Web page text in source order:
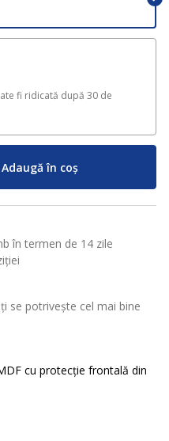
fi ridicată după 30 de
Adaugă în coș
în termen de 14 zile
se potrivește cel mai bine
cu protecție frontală din